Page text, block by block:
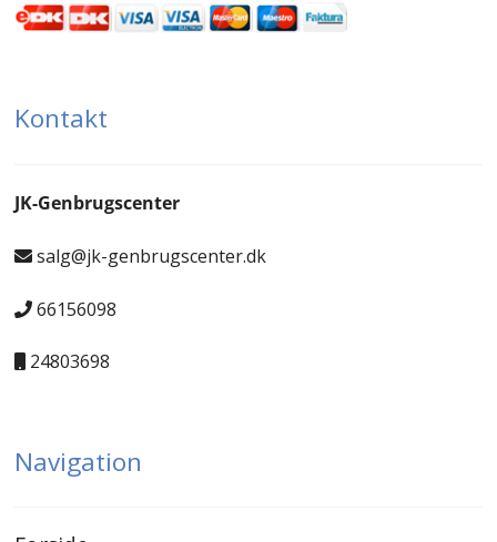
Kontakt
JK-Genbrugscenter
salg@jk-genbrugscenter.dk
66156098
24803698
Navigation